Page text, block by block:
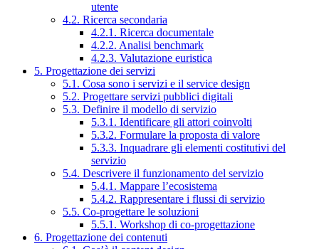
utente
4.2. Ricerca secondaria
4.2.1. Ricerca documentale
4.2.2. Analisi benchmark
4.2.3. Valutazione euristica
5. Progettazione dei servizi
5.1. Cosa sono i servizi e il service design
5.2. Progettare servizi pubblici digitali
5.3. Definire il modello di servizio
5.3.1. Identificare gli attori coinvolti
5.3.2. Formulare la proposta di valore
5.3.3. Inquadrare gli elementi costitutivi del
servizio
5.4. Descrivere il funzionamento del servizio
5.4.1. Mappare l’ecosistema
5.4.2. Rappresentare i flussi di servizio
5.5. Co-progettare le soluzioni
5.5.1. Workshop di co-progettazione
6. Progettazione dei contenuti